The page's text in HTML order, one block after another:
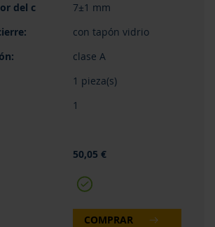
7±1 mm
con tapón vidrio
clase A
1 pieza(s)
1
50,05 €
COMPRAR